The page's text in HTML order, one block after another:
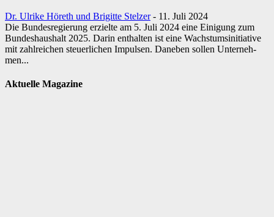
Dr. Ulrike Höreth und Brigitte Stelzer - 11. Juli 2024
Die Bun­des­re­gie­rung er­zielte am 5. Juli 2024 eine Ei­ni­gung zum
Bun­des­haus­halt 2025. Darin ent­hal­ten ist eine Wachs­tumsin­itia­tive
mit zahl­rei­chen steu­er­li­chen Im­pul­sen. Da­ne­ben sol­len Un­ter­neh­
men...
Aktuelle Magazine